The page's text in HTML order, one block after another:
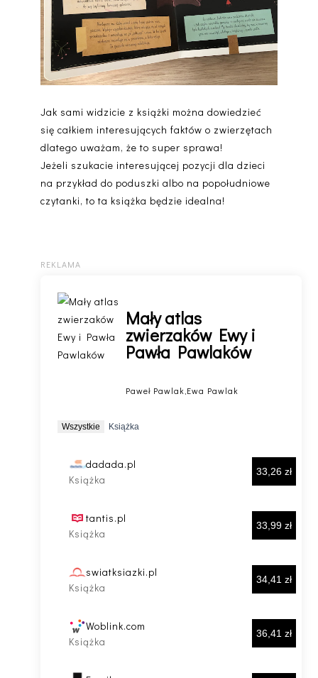
Jak sami widzicie z książki można dowiedzieć
się całkiem interesujących faktów o zwierzętach
dlatego uważam, że to super sprawa!
Jeżeli szukacie interesującej pozycji dla dzieci
na przykład do poduszki albo na popołudniowe
czytanki, to ta książka będzie idealna!